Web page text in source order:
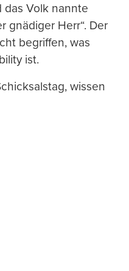
das Volk nannte
gnädiger Herr“. Der
begriffen, was
ist.
wissen